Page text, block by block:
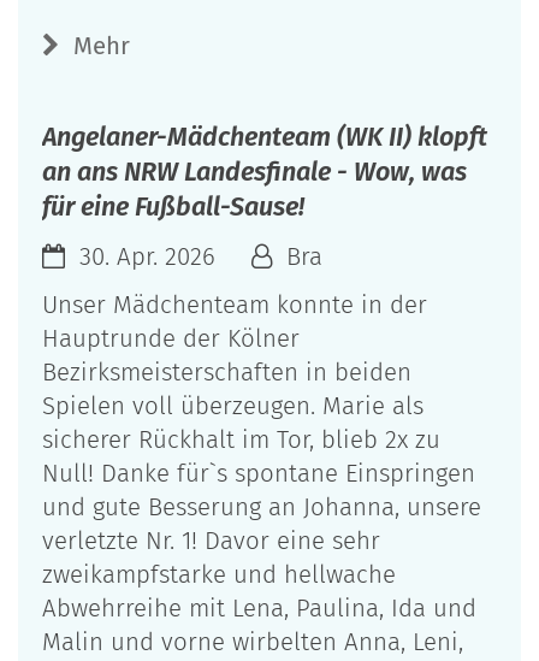
Mehr
Angelaner-Mädchenteam (WK II) klopft
an ans NRW Landesfinale - Wow, was
für eine Fußball-Sause!
30. Apr. 2026
Bra
Unser Mädchenteam konnte in der
Hauptrunde der Kölner
Bezirksmeisterschaften in beiden
Spielen voll überzeugen. Marie als
sicherer Rückhalt im Tor, blieb 2x zu
Null! Danke für`s spontane Einspringen
und gute Besserung an Johanna, unsere
verletzte Nr. 1! Davor eine sehr
zweikampfstarke und hellwache
Abwehrreihe mit Lena, Paulina, Ida und
Malin und vorne wirbelten Anna, Leni,